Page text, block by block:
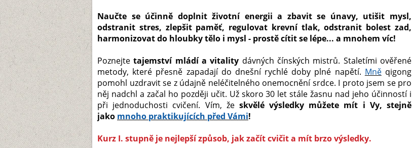
Naučte se účinně doplnit životní energii a zbavit se únavy, utišit mysl,
odstranit stres, zlepšit paměť, regulovat krevní tlak, odstranit bolest zad,
harmonizovat do hloubky tělo i mysl - prostě cítit se lépe... a mnohem víc!
Poznejtetajemství mládí a vitality dávných čínských mistrů. Staletími ověřené
metody, které přesně zapadají do dnešní rychlé doby plné napětí. Mněqigong
pomohl uzdravit se z údajně neléčitelného onemocnění srdce. I proto jsem se pro
něj nadchl a začal ho později učit. Už skoro 30 let stále žasnu nad jeho účinností i
při jednoduchosti cvičení. Vím, že skvělé výsledky můžete mít i Vy, stejně
jako mnoho praktikujících před Vámi!
Kurz I. stupně je nejlepší způsob, jak začít cvičit a mít brzo výsledky.